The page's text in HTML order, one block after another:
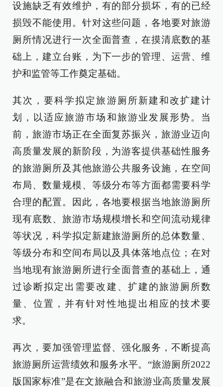
设施缺乏有效维护，有的部分损坏，有的已经
损毁不能使用。针对这些问题，各地要对旅游
厕所情况进行一次全面普查，在摸清底数的基
础上，建立台账，为下一步的管理、运营、维
护和监管等工作奠定基础。
其次，要科学拟定旅游厕所新建和改扩建计
划，以适应旅游市场和旅游业发展形势。当
前，旅游市场正在全面复苏振兴，旅游业迈向
高质量发展的新阶段，为游客提供基础性服务
的旅游厕所及其他旅游公共服务设施，在空间
布局、数量规模、等级分布等方面都需要科学
合理的配置。因此，各地要根据当地旅游厕所
现有底数、旅游市场规模增长和空间流动规律
等状况，科学拟定新建旅游厕所的总体数量、
等级分布和空间布局以及具体落地点位；在对
当地现有旅游厕所进行全面普查的基础上，通
过诊断拟定出需要改建、扩建的旅游厕所数
量、位置，并有针对性地提出相应的技术要
求。
再次，要加强管理监督、强化服务，不断提高
旅游厕所运营绩效和服务水平。“旅游厕所2022
版国家标准”是在文旅融合和旅游业高质量发展